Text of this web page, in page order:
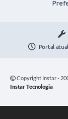
Portal
Copyright Instar -
Instar Tecnologia